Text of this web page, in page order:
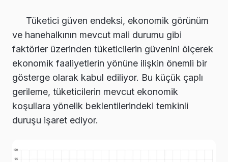
Tüketici güven endeksi, ekonomik görünüm
ve hanehalkının mevcut mali durumu gibi
faktörler üzerinden tüketicilerin güvenini ölçerek
ekonomik faaliyetlerin yönüne ilişkin önemli bir
gösterge olarak kabul ediliyor. Bu küçük çaplı
gerileme, tüketicilerin mevcut ekonomik
koşullara yönelik beklentilerindeki temkinli
duruşu işaret ediyor.